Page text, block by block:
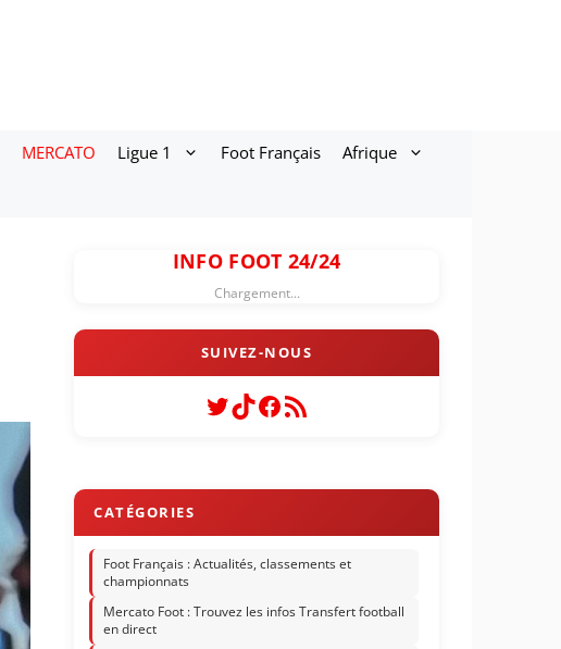
MERCATO Ligue 1 Foot Français Afrique
INFO FOOT 24/24
Chargement...
Twitter
TikTok
Facebook
Flux RSS
Foot Français : Actualités, classements et
championnats
Mercato Foot : Trouvez les infos Transfert football
en direct